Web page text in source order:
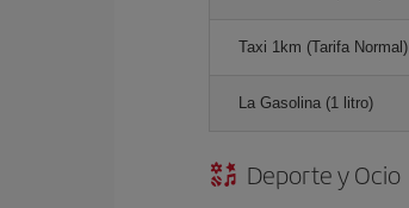
Taxi 1km (Tarifa Normal)
La Gasolina (1 litro)
Deporte y Ocio